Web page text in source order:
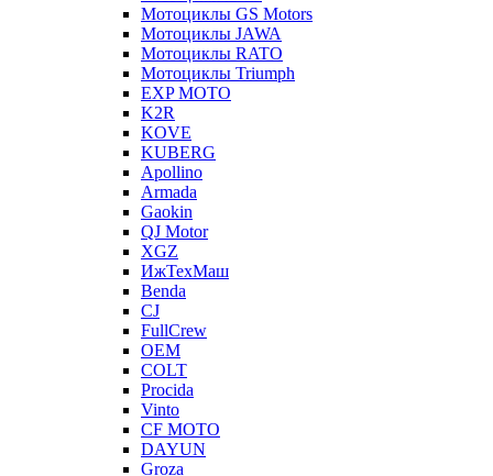
Мотоциклы GS Motors
Мотоциклы JAWA
Мотоциклы RATO
Мотоциклы Triumph
EXP MOTO
K2R
KOVE
KUBERG
Apollino
Armada
Gaokin
QJ Motor
XGZ
ИжТехМаш
Benda
CJ
FullCrew
OEM
COLT
Procida
Vinto
CF MOTO
DAYUN
Groza